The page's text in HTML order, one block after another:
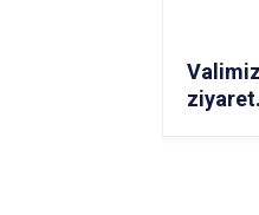
Valimiz